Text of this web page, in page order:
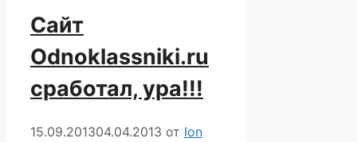
Сайт
Odnoklassniki.ru
сработал, ура!!!
15.09.201304.04.2013 от Ion